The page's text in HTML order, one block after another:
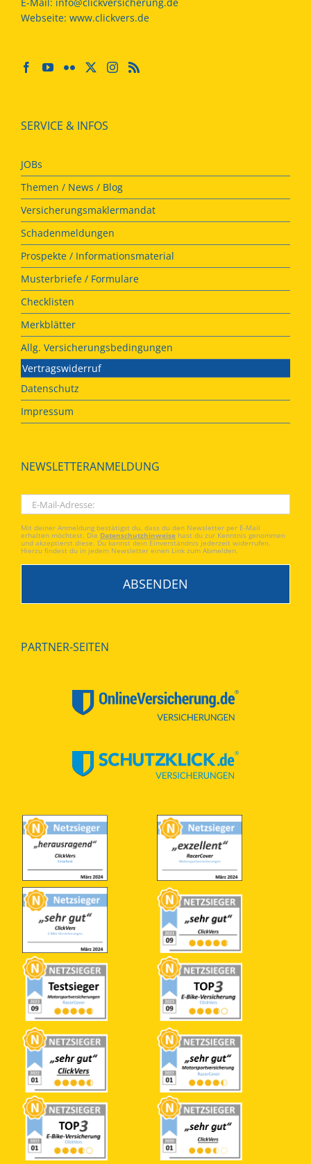
E-Mail: info@clickversicherung.de
Webseite: www.clickvers.de
SERVICE & INFOS
JOBs
Themen / News / Blog
Versicherungsmaklermandat
Schadenmeldungen
Prospekte / Informationsmaterial
Musterbriefe / Formulare
Checklisten
Merkblätter
Allg. Versicherungsbedingungen
Vertragswiderruf
Datenschutz
Impressum
NEWSLETTERANMELDUNG
Mit deiner Anmeldung bestätigst du, dass du den Newsletter per E-Mail
erhalten möchtest. Die Datenschutzhinweise hast du zur Kenntnis genommen
und akzeptierst diese. Du kannst dein Einverständnis jederzeit widerrufen.
Hierzu findest du in jedem Newsletter einen Link zum Abmelden.
PARTNER-SEITEN